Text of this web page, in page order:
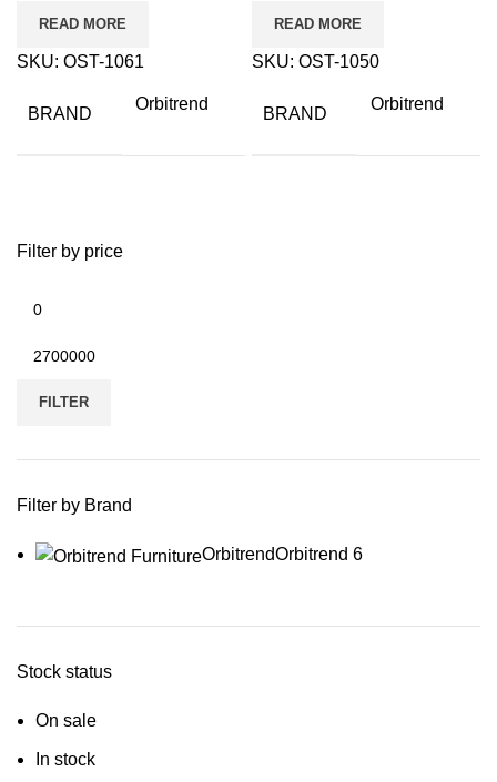
Filter by price
FILTER
Filter by Brand
OrbitrendOrbitrend 6
Stock status
On sale
In stock
READ MORE
SKU: OST-1061
BRAND
Orbitrend
READ MORE
SKU: OST-1050
BRAND
Orbitrend